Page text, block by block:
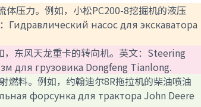
压力。例如，小松PC200-8挖掘机的液压
Гидравлический насос для экскаватора
东风天龙重卡的转向机。英文：Steering
для грузовика Dongfeng Tianlong.
料。例如，约翰迪尔8R拖拉机的柴油喷油
форсунка для трактора John Deere